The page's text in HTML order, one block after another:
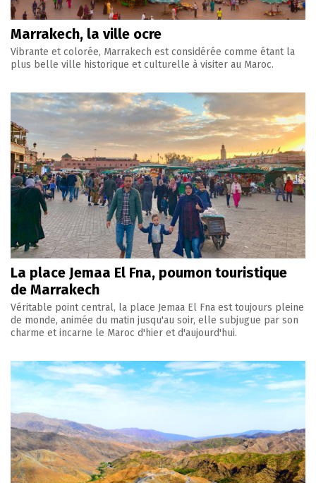
Marrakech, la ville ocre
Vibrante et colorée, Marrakech est considérée comme étant la
plus belle ville historique et culturelle à visiter au Maroc.
La place Jemaa El Fna, poumon touristique
de Marrakech
Véritable point central, la place Jemaa El Fna est toujours pleine
de monde, animée du matin jusqu'au soir, elle subjugue par son
charme et incarne le Maroc d'hier et d'aujourd'hui.